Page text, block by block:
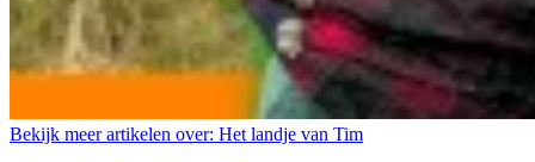
Bekijk meer artikelen over: Het landje van Tim